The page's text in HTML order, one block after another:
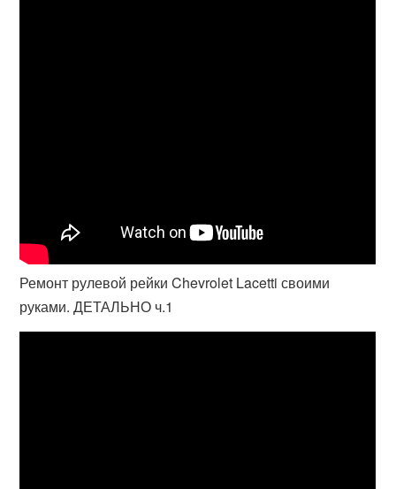
Ремонт рулевой рейки Chevrolet Lacetti своими
руками. ДЕТАЛЬНО ч.1